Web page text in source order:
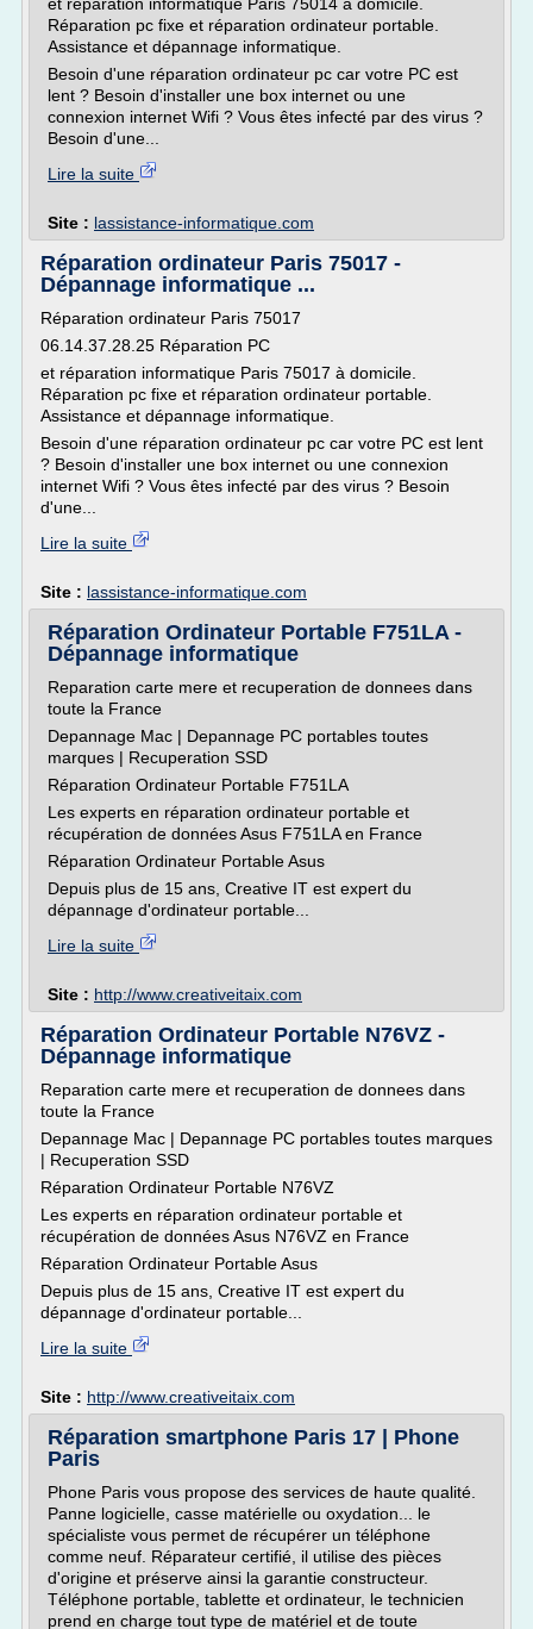
Réparation pc fixe et réparation ordinateur portable.
Assistance et dépannage informatique.
Besoin d'une réparation ordinateur pc car votre PC est
lent ? Besoin d'installer une box internet ou une
connexion internet Wifi ? Vous êtes infecté par des virus ?
Besoin d'une...
Lire la suite
Site : lassistance-informatique.com
Réparation ordinateur Paris 75017 -
Dépannage informatique ...
Réparation ordinateur Paris 75017
06.14.37.28.25 Réparation PC
et réparation informatique Paris 75017 à domicile.
Réparation pc fixe et réparation ordinateur portable.
Assistance et dépannage informatique.
Besoin d'une réparation ordinateur pc car votre PC est lent
? Besoin d'installer une box internet ou une connexion
internet Wifi ? Vous êtes infecté par des virus ? Besoin
d'une...
Lire la suite
Site : lassistance-informatique.com
Réparation Ordinateur Portable F751LA -
Dépannage informatique
Reparation carte mere et recuperation de donnees dans
toute la France
Depannage Mac | Depannage PC portables toutes
marques | Recuperation SSD
Réparation Ordinateur Portable F751LA
Les experts en réparation ordinateur portable et
récupération de données Asus F751LA en France
Réparation Ordinateur Portable Asus
Depuis plus de 15 ans, Creative IT est expert du
dépannage d'ordinateur portable...
Lire la suite
Site : http://www.creativeitaix.com
Réparation Ordinateur Portable N76VZ -
Dépannage informatique
Reparation carte mere et recuperation de donnees dans
toute la France
Depannage Mac | Depannage PC portables toutes marques
| Recuperation SSD
Réparation Ordinateur Portable N76VZ
Les experts en réparation ordinateur portable et
récupération de données Asus N76VZ en France
Réparation Ordinateur Portable Asus
Depuis plus de 15 ans, Creative IT est expert du
dépannage d'ordinateur portable...
Lire la suite
Site : http://www.creativeitaix.com
Réparation smartphone Paris 17 | Phone
Paris
Phone Paris vous propose des services de haute qualité.
Panne logicielle, casse matérielle ou oxydation... le
spécialiste vous permet de récupérer un téléphone
comme neuf. Réparateur certifié, il utilise des pièces
d'origine et préserve ainsi la garantie constructeur.
Téléphone portable, tablette et ordinateur, le technicien
prend en charge tout type de matériel et de toute